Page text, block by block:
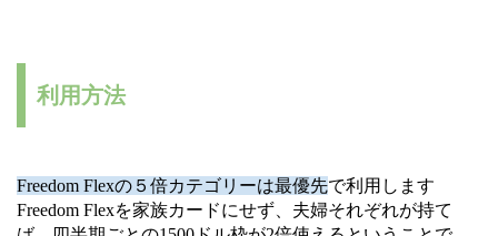
利用方法
Freedom Flexの５倍カテゴリーは最優先で利用します
Freedom Flexを家族カードにせず、夫婦それぞれが持て